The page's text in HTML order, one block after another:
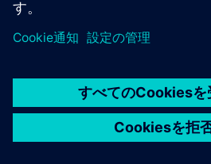
© Siemens2026
タル・ミレニアム著作権法 (DMCA)